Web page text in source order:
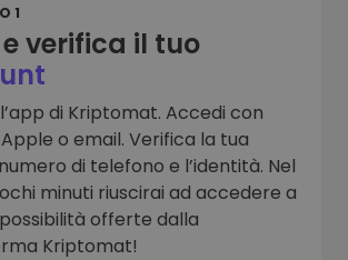
1
verifica il tuo
di Kriptomat. Accedi con
o email. Verifica la tua
di telefono e l’identità. Nel
minuti riuscirai ad accedere a
offerte dalla
Kriptomat!